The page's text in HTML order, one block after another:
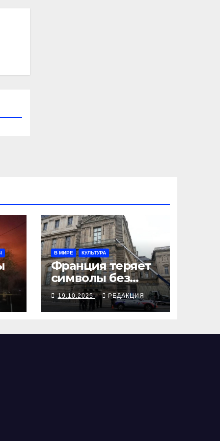
В МИРЕ КУЛЬТУРА
Франция теряет
символы без
паники
19.10.2025 РЕДАКЦИЯ